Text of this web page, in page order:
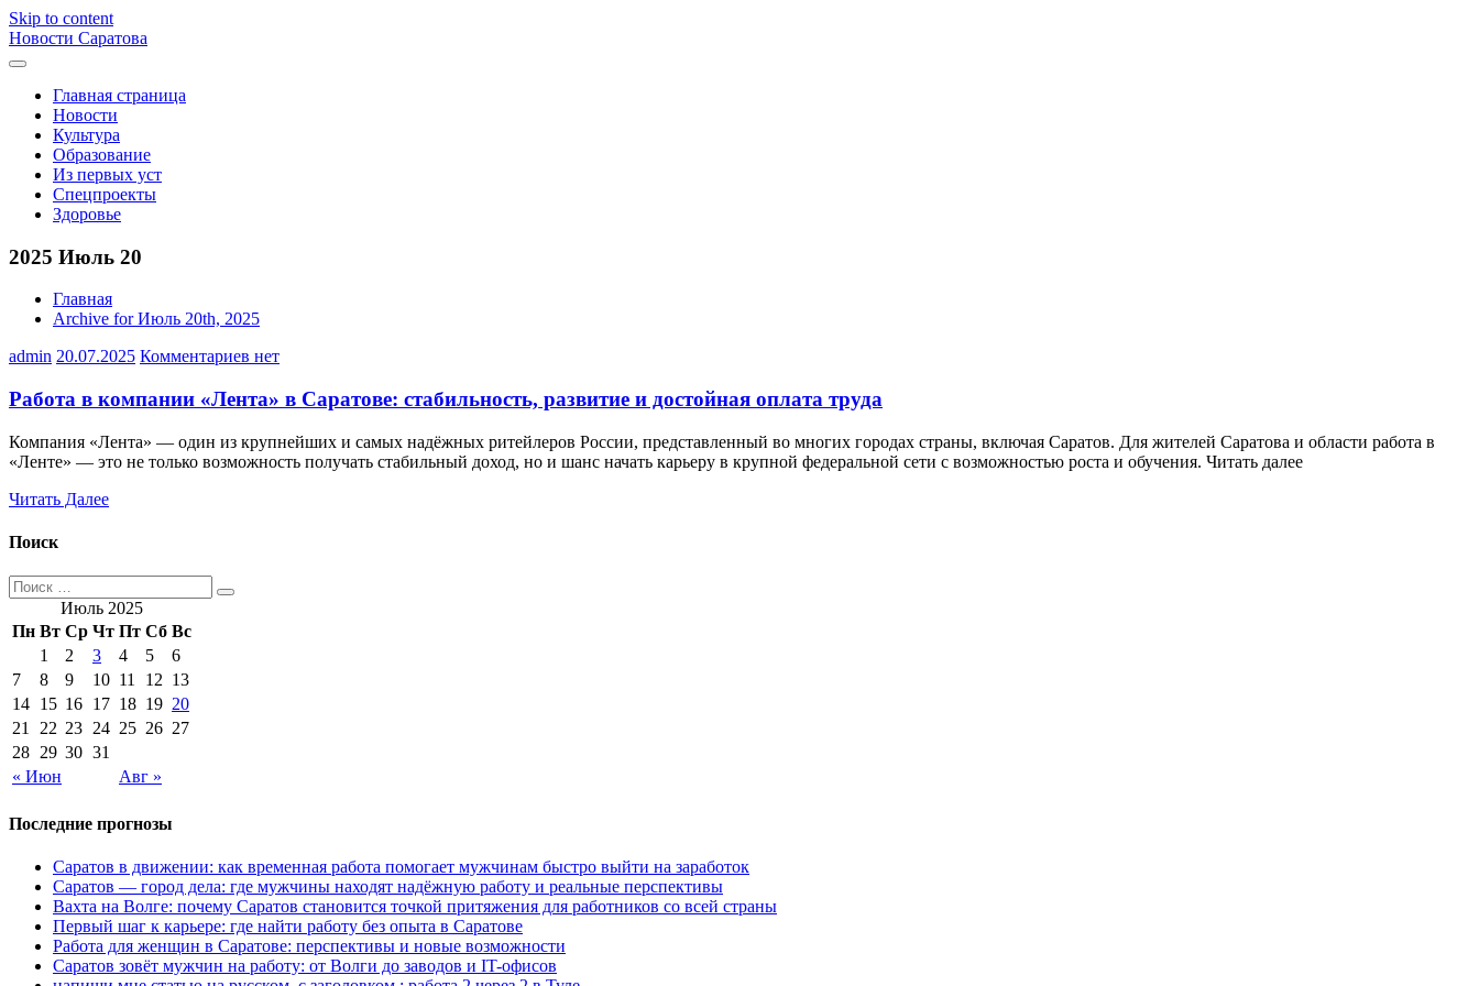
Skip to content
Новости Саратова
Главная страница
Новости
Культура
Образование
Из первых уст
Спецпроекты
Здоровье
2025 Июль 20
Главная
Archive for Июль 20th, 2025
admin 20.07.2025 Комментариев нет
Работа в компании «Лента» в Саратове: стабильность, развитие и достойная оплата труда
Компания «Лента» — один из крупнейших и самых надёжных ритейлеров России, представленный во многих городах страны, включая Саратов. Для жителей Саратова и области работа в
«Ленте» — это не только возможность получать стабильный доход, но и шанс начать карьеру в крупной федеральной сети с возможностью роста и обучения. Читать далее
Читать Далее
Поиск
Июль 2025
Пн Вт Ср Чт Пт Сб Вс
« Июн Авг »
1 2 3 4 5
6
7
8 9 10 11 12 13
14 15 16 17 18 19 20
21 22 23 24 25 26 27
28 29 30 31
Последние прогнозы
Саратов в движении: как временная работа помогает мужчинам быстро выйти на заработок
Саратов — город дела: где мужчины находят надёжную работу и реальные перспективы
Вахта на Волге: почему Саратов становится точкой притяжения для работников со всей страны
Первый шаг к карьере: где найти работу без опыта в Саратове
Работа для женщин в Саратове: перспективы и новые возможности
Саратов зовёт мужчин на работу: от Волги до заводов и IT-офисов